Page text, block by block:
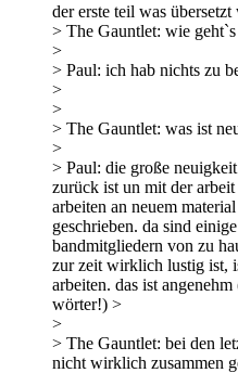
der erste teil was übersetzt
> The Gauntlet: wie
>
> Paul: ich hab nichts zu
>
>
> The Gauntlet: was ist
>
> Paul: die große
zurück ist un mit der
arbeiten an neuem
geschrieben. da sind
bandmitgliedern von zu
zur zeit wirklich lustig ist,
arbeiten. das ist
wörter!) >
>
> The Gauntlet: bei den
nicht wirklich zusammen